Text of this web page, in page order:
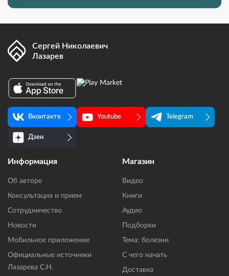
Сергей Николаевич
Лазарев
Вконтакте Youtube Telegram
Дзен
Информация
Об авторе
Консультация и прием
Сотрудничество
Новости
Мобильное приложение
Официальные источники
Лазарева С.Н.
Магазин
Видео
Книги
Аудио
Подборки
Тема: болезни
С чего начать
Доставка